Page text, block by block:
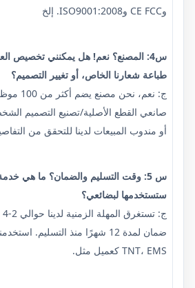
وCE FCC وISO9001:2008. إلخ
س4: المصنع؟ نعم! هل يمكنني تخصيص
طباعة شعارنا الخاص، أو تغيير التصميم؟
ج: نعم،
صانعي القطع الأصلية/تصنيع التصميم
أو مندوب المبيعات لدينا للتحقق من
س 5: وقت التسليم والضمان؟ ما هي
ستستخدمها لبضائعي؟
TNT، EMS كعميل مثل.